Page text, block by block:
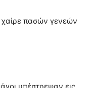
πασών γενεών